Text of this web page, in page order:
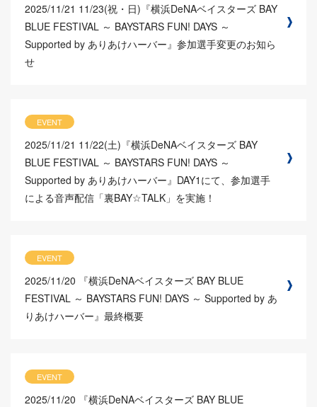
2025/11/21 11/23(祝・日)『横浜DeNAベイスターズ BAY
BLUE FESTIVAL ～ BAYSTARS FUN! DAYS ～
Supported by ありあけハーバー』参加選手変更のお知ら
せ
EVENT
2025/11/21 11/22(土)『横浜DeNAベイスターズ BAY
BLUE FESTIVAL ～ BAYSTARS FUN! DAYS ～
Supported by ありあけハーバー』DAY1にて、参加選手
による音声配信「裏BAY☆TALK」を実施！
EVENT
2025/11/20
『横浜DeNAベイスターズ BAY BLUE
FESTIVAL ～ BAYSTARS FUN! DAYS ～ Supported by あ
りあけハーバー』最終概要
EVENT
2025/11/20
『横浜DeNAベイスターズ BAY BLUE